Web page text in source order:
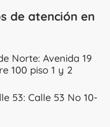
de atención en
Norte: Avenida 19
100 piso 1 y 2
53: Calle 53 No 10-